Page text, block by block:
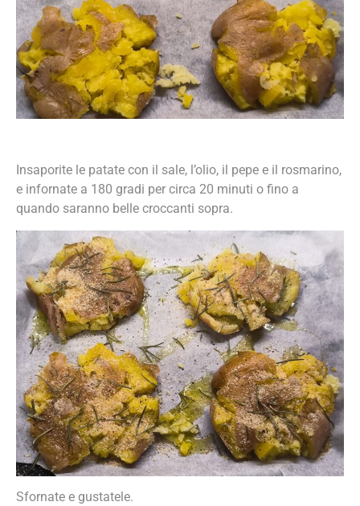
Insaporite le patate con il sale, l’olio, il pepe e il rosmarino,
e infornate a 180 gradi per circa 20 minuti o fino a
quando saranno belle croccanti sopra.
Sfornate e gustatele.